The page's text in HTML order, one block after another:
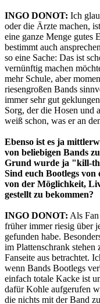
INGO DONOT: Ich
oder die Ärzte machen,
eine ganze Menge gutes
bestimmt auch
so eine Sache: Das ist
vernünftig machen
mehr Schule, aber
riesengroßen Bands
immer sehr gut
Sorg, der die Hosen und
weiß schon, was er an
Ebenso ist es ja
von beliebigen Bands
Grund wurde ja "kill-
Sind euch Bootlegs
von der Möglichkeit,
gestellt zu bekommen?
INGO DONOT: Als
früher immer riesig über
gefunden habe.
im Plattenschrank
Fanseite aus betrachtet.
wenn Bands Bootlegs
einfach totale Kacke ist
dafür Kohle aufgerufen
die nichts mit der Band